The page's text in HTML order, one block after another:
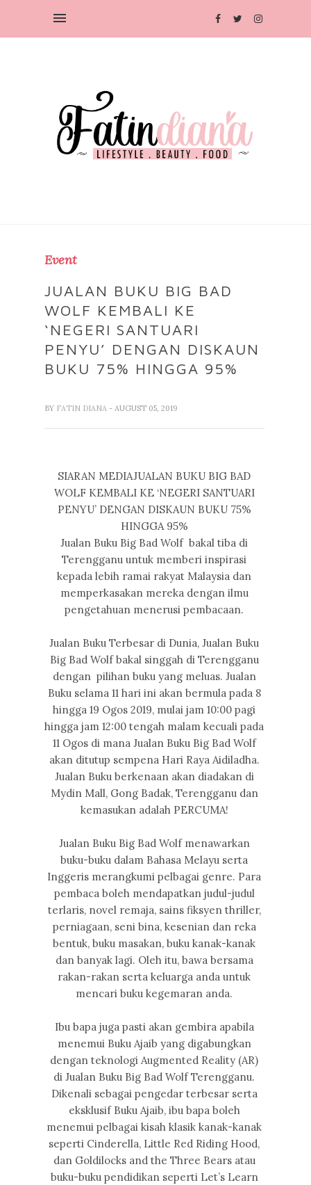
Event
JUALAN BUKU BIG BAD
WOLF KEMBALI KE
‘NEGERI SANTUARI
PENYU’ DENGAN DISKAUN
BUKU 75% HINGGA 95%
BY FATIN DIANA - AUGUST 05, 2019
SIARAN MEDIAJUALAN BUKU BIG BAD
WOLF KEMBALI KE ‘NEGERI SANTUARI
PENYU’ DENGAN DISKAUN BUKU 75%
HINGGA 95%
Jualan Buku Big Bad Wolf bakal tiba di
Terengganu untuk memberi inspirasi
kepada lebih ramai rakyat Malaysia dan
memperkasakan mereka dengan ilmu
pengetahuan menerusi pembacaan.
Jualan Buku Terbesar di Dunia, Jualan Buku
Big Bad Wolf bakal singgah di Terengganu
dengan pilihan buku yang meluas. Jualan
Buku selama 11 hari ini akan bermula pada 8
hingga 19 Ogos 2019, mulai jam 10:00 pagi
hingga jam 12:00 tengah malam kecuali pada
11 Ogos di mana Jualan Buku Big Bad Wolf
akan ditutup sempena Hari Raya Aidiladha.
Jualan Buku berkenaan akan diadakan di
Mydin Mall, Gong Badak, Terengganu dan
kemasukan adalah PERCUMA!
Jualan Buku Big Bad Wolf menawarkan
buku-buku dalam Bahasa Melayu serta
Inggeris merangkumi pelbagai genre. Para
pembaca boleh mendapatkan judul-judul
terlaris, novel remaja, sains fiksyen thriller,
perniagaan, seni bina, kesenian dan reka
bentuk, buku masakan, buku kanak-kanak
dan banyak lagi. Oleh itu, bawa bersama
rakan-rakan serta keluarga anda untuk
mencari buku kegemaran anda.
Ibu bapa juga pasti akan gembira apabila
menemui Buku Ajaib yang digabungkan
dengan teknologi Augmented Reality (AR)
di Jualan Buku Big Bad Wolf Terengganu.
Dikenali sebagai pengedar terbesar serta
eksklusif Buku Ajaib, ibu bapa boleh
menemui pelbagai kisah klasik kanak-kanak
seperti Cinderella, Little Red Riding Hood,
dan Goldilocks and the Three Bears atau
buku-buku pendidikan seperti Let’s Learn